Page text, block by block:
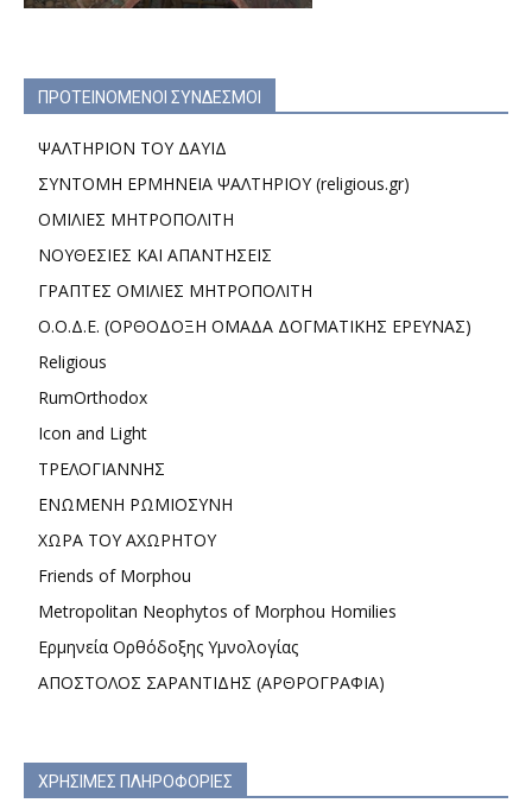
ΠΡΟΤΕΙΝΟΜΕΝΟΙ ΣΥΝΔΕΣΜΟΙ
ΨΑΛΤΗΡΙΟΝ ΤΟΥ ΔΑΥΙΔ
ΣΥΝΤΟΜΗ ΕΡΜΗΝΕΙΑ ΨΑΛΤΗΡΙΟΥ (religious.gr)
ΟΜΙΛΙΕΣ ΜΗΤΡΟΠΟΛΙΤΗ
ΝΟΥΘΕΣΙΕΣ ΚΑΙ ΑΠΑΝΤΗΣΕΙΣ
ΓΡΑΠΤΕΣ ΟΜΙΛΙΕΣ ΜΗΤΡΟΠΟΛΙΤΗ
Ο.Ο.Δ.Ε. (ΟΡΘΟΔΟΞΗ ΟΜΑΔΑ ΔΟΓΜΑΤΙΚΗΣ ΕΡΕΥΝΑΣ)
Religious
RumOrthodox
Icon and Light
ΤΡΕΛΟΓΙΑΝΝΗΣ
ΕΝΩΜΕΝΗ ΡΩΜΙΟΣΥΝΗ
ΧΩΡΑ ΤΟΥ ΑΧΩΡΗΤΟΥ
Friends of Morphou
Metropolitan Neophytos of Morphou Homilies
Ερμηνεία Ορθόδοξης Υμνολογίας
ΑΠΟΣΤΟΛΟΣ ΣΑΡΑΝΤΙΔΗΣ (ΑΡΘΡΟΓΡΑΦΙΑ)
ΧΡΗΣΙΜΕΣ ΠΛΗΡΟΦΟΡΙΕΣ